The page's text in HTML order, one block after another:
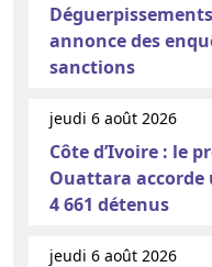
annonce des
sanctions
jeudi 6 août 2026
Côte d’Ivoire : le
Ouattara accorde
4 661 détenus
jeudi 6 août 2026